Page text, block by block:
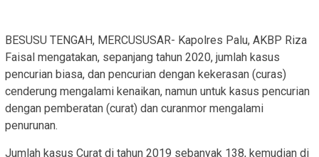
BESUSU TENGAH, MERCUSUSAR- Kapolres Palu, AKBP Riza
Faisal mengatakan, sepanjang tahun 2020, jumlah kasus
pencurian biasa, dan pencurian dengan kekerasan (curas)
cenderung mengalami kenaikan, namun untuk kasus pencurian
dengan pemberatan (curat) dan curanmor mengalami
penurunan.
Jumlah kasus Curat di tahun 2019 sebanyak 138, kemudian di